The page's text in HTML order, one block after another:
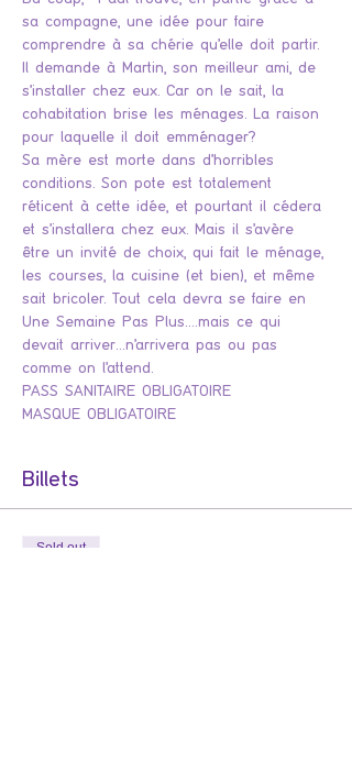
sa compagne, une idée pour faire
comprendre à sa chérie qu’elle doit partir.
Il demande à Martin, son meilleur ami, de
s’installer chez eux. Car on le sait, la
cohabitation brise les ménages. La raison
pour laquelle il doit emménager?
Sa mère est morte dans d’horribles
conditions. Son pote est totalement
réticent à cette idée, et pourtant il cédera
et s’installera chez eux. Mais il s’avère
être un invité de choix, qui fait le ménage,
les courses, la cuisine (et bien), et même
sait bricoler. Tout cela devra se faire en
Une Semaine Pas Plus….mais ce qui
devait arriver…n’arrivera pas ou pas
comme on l’attend.
PASS SANITAIRE OBLIGATOIRE
MASQUE OBLIGATOIRE
Billets
Sold out